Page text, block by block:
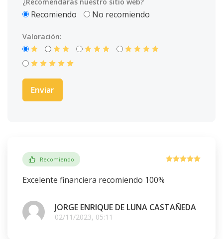
Recomiendo No recomiendo
Valoración:
Recomiendo
Excelente financiera recomiendo 100%
JORGE ENRIQUE DE LUNA CASTAÑEDA
02/11/2023, 05:11